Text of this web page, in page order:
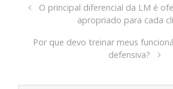
O principal diferencial da LM é
apropriado para cada
Por que devo treinar meus
defensiva?